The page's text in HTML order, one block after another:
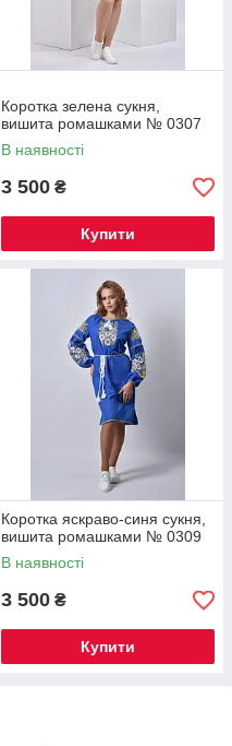
Коротка зелена сукня,
вишита ромашками № 0307
В наявності
3 500 ₴
Купити
Коротка яскраво-синя сукня,
вишита ромашками № 0309
В наявності
3 500 ₴
Купити